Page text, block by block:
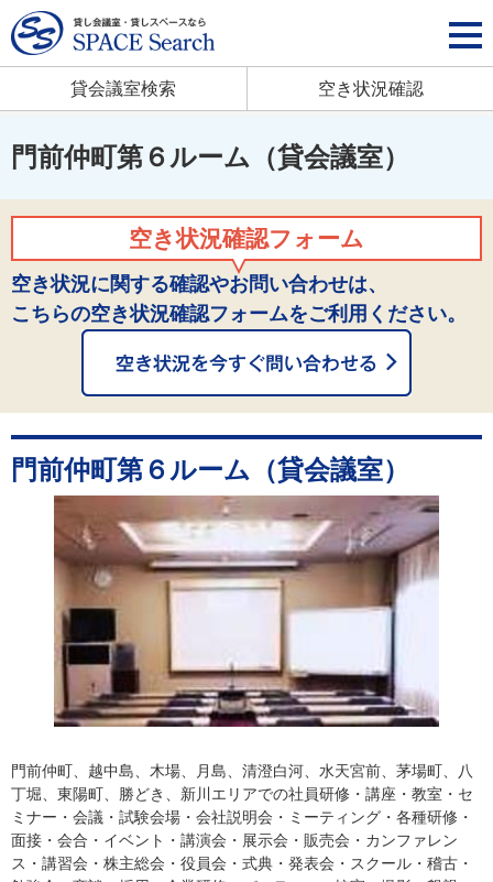
貸会議室検索 空き状況確認
門前仲町第６ルーム（貸会議室）
空き状況確認フォーム
空き状況に関する確認やお問い合わせは、
こちらの空き状況確認フォームをご利用ください。
門前仲町第６ルーム（貸会議室）
門前仲町、越中島、木場、月島、清澄白河、水天宮前、茅場町、八
丁堀、東陽町、勝どき、新川エリアでの社員研修・講座・教室・セ
ミナー・会議・試験会場・会社説明会・ミーティング・各種研修・
面接・会合・イベント・講演会・展示会・販売会・カンファレン
ス・講習会・株主総会・役員会・式典・発表会・スクール・稽古・